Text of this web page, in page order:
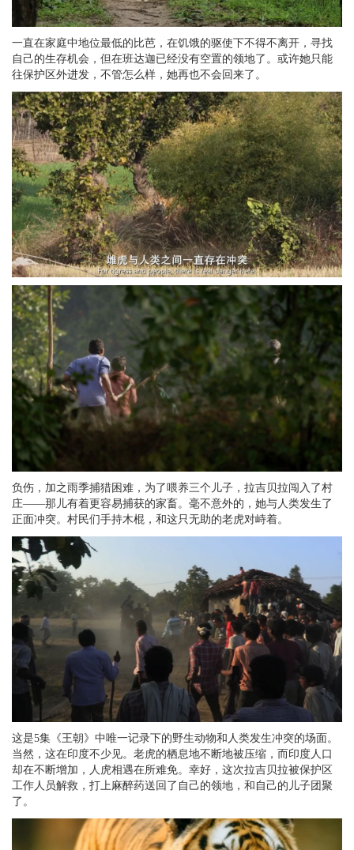
一直在家庭中地位最低的比芭，在饥饿的驱使下不得不离开，寻找
自己的生存机会，但在班达迦已经没有空置的领地了。或许她只能
往保护区外进发，不管怎么样，她再也不会回来了。
负伤，加之雨季捕猎困难，为了喂养三个儿子，拉吉贝拉闯入了村
庄——那儿有着更容易捕获的家畜。毫不意外的，她与人类发生了
正面冲突。村民们手持木棍，和这只无助的老虎对峙着。
这是5集《王朝》中唯一记录下的野生动物和人类发生冲突的场面。
当然，这在印度不少见。老虎的栖息地不断地被压缩，而印度人口
却在不断增加，人虎相遇在所难免。幸好，这次拉吉贝拉被保护区
工作人员解救，打上麻醉药送回了自己的领地，和自己的儿子团聚
了。